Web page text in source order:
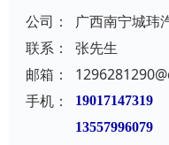
公司：
广西南宁城玮
联系：
张先生
邮箱：
手机：
19017147319
13557996079